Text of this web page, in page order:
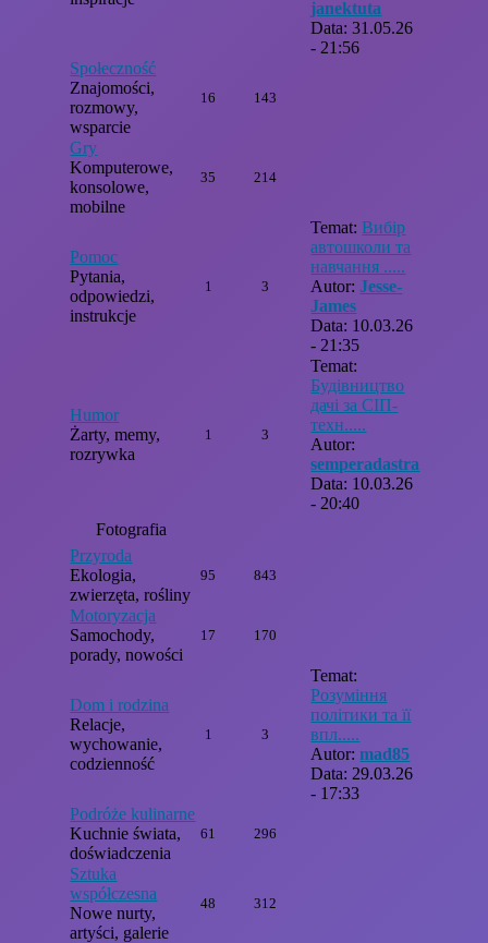
janektuta
Data: 31.05.26
- 21:56
Społeczność
Znajomości,
rozmowy,
wsparcie
16 143
Gry
Komputerowe,
konsolowe,
mobilne
35 214
Pomoc
Pytania,
odpowiedzi,
instrukcje
1 3
Temat:Вибір
автошколи та
навчання .....
Autor:Jesse-
James
Data: 10.03.26
- 21:35
Humor
Żarty, memy,
rozrywka
1 3
Temat:
Будівництво
дачі за СІП-
техн.....
Autor:
semperadastra
Data: 10.03.26
- 20:40
Fotografia
Przyroda
Ekologia,
zwierzęta, rośliny
95 843
Motoryzacja
Samochody,
porady, nowości
17 170
Dom i rodzina
Relacje,
wychowanie,
codzienność
1 3
Temat:
Розуміння
політики та її
впл.....
Autor:mad85
Data: 29.03.26
- 17:33
Podróże kulinarne
Kuchnie świata,
doświadczenia
61 296
Sztuka
współczesna
Nowe nurty,
artyści, galerie
48 312